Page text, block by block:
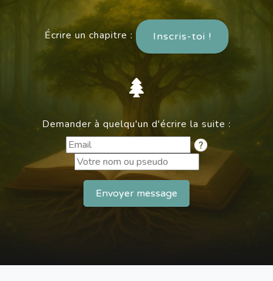
Écrire un chapitre : Inscris-toi !
Demander à quelqu'un d'écrire la suite :
Envoyer message